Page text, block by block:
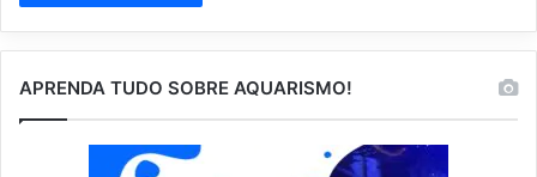
APRENDA TUDO SOBRE AQUARISMO!